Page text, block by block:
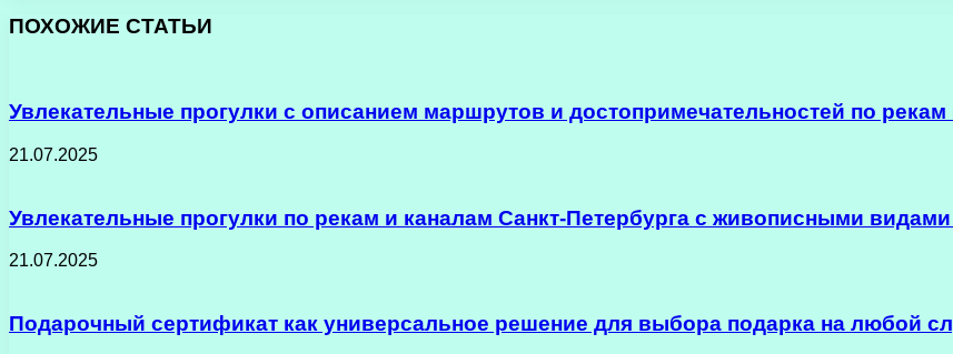
ПОХОЖИЕ СТАТЬИ
Увлекательные прогулки с описанием маршрутов и достопримечательностей по рекам
21.07.2025
Увлекательные прогулки по рекам и каналам Санкт-Петербурга с живописными
21.07.2025
Подарочный сертификат как универсальное решение для выбора подарка на любой